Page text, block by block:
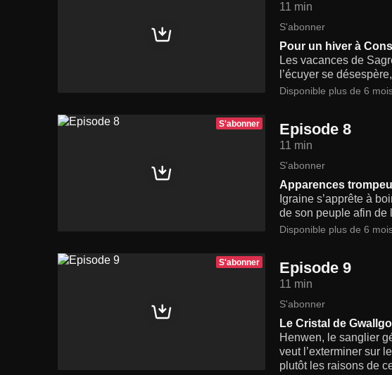
11 min
S'abonner
Pour un hiver à
Les vacances de
l’écuyer se
Disponible plus de 6
S'abonner Episode 8
11 min
S'abonner
Apparences
Igraine s’apprête à
de son peuple afin de
Disponible plus de 6
S'abonner Episode 9
11 min
S'abonner
Le Cristal de
Henwen, le sanglier
veut l’exterminer sur
plutôt les raisons de